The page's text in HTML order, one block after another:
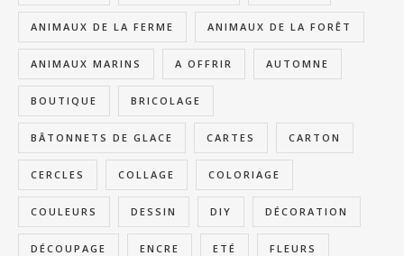
ANIMAUX DE LA FERME ANIMAUX DE LA FORÊT
ANIMAUX MARINS A OFFRIR AUTOMNE
BOUTIQUE BRICOLAGE
BÂTONNETS DE GLACE CARTES CARTON
CERCLES COLLAGE COLORIAGE
COULEURS DESSIN DIY DÉCORATION
DÉCOUPAGE ENCRE ETÉ FLEURS